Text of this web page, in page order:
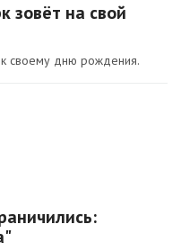
зовёт на свой
к своему дню рождения.